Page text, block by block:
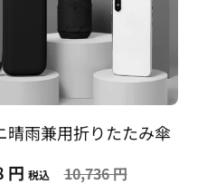
晴雨兼用折りたたみ傘
円 税込 10,736 円